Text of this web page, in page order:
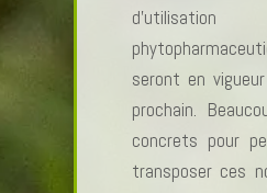
seront en
prochain.
concrets pour
transposer ces